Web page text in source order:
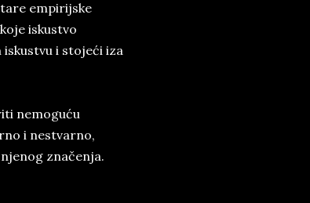
empirijske
iskustvo
iskustvu i stojeći iza
nemoguću
i nestvarno,
značenja.